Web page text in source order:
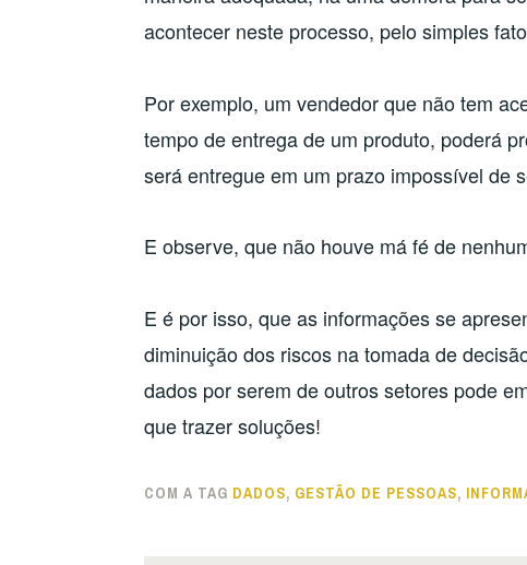
acontecer neste processo, pelo simples
Por exemplo, um vendedor que não tem
tempo de entrega de um produto, poderá
será entregue em um prazo impossível de
E observe, que não houve má fé de
E é por isso, que as informações se
diminuição dos riscos na tomada de
dados por serem de outros setores pode
que trazer soluções!
COM A TAG DADOS, GESTÃO DE PESSOAS,